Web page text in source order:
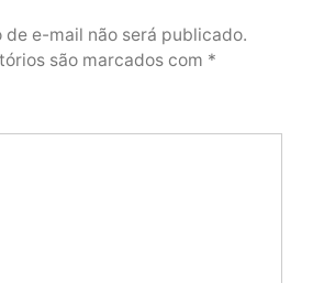
de e-mail não será publicado.
são marcados com *